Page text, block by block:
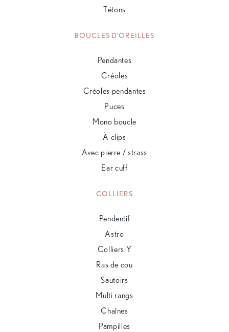
Tétons
BOUCLES D'OREILLES
Pendantes
Créoles
Créoles pendantes
Puces
Mono boucle
À clips
Avec pierre / strass
Ear cuff
COLLIERS
Pendentif
Astro
Colliers Y
Ras de cou
Sautoirs
Multi rangs
Chaînes
Pampilles